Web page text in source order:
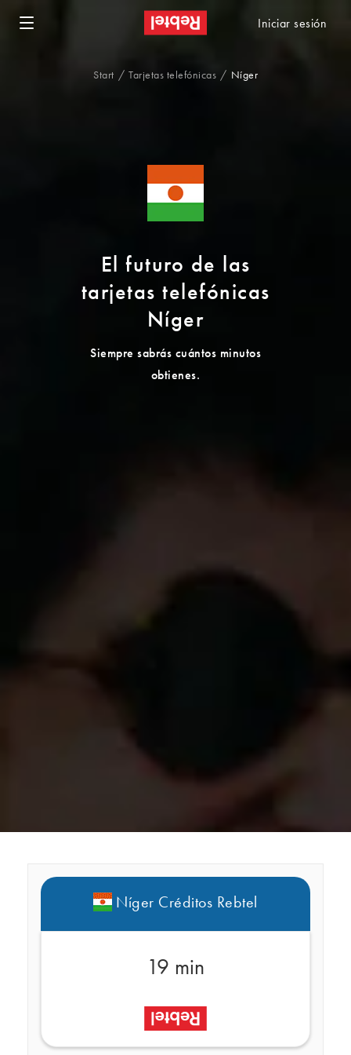
Start Tarjetas telefónicas Níger
Iniciar sesión
El futuro de las
tarjetas telefónicas
Níger
Siempre sabrás cuántos minutos
obtienes.
Níger Créditos Rebtel
19 min